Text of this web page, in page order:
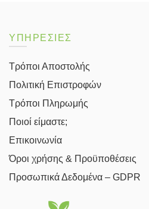
ΥΠΗΡΕΣΙΕΣ
Τρόποι Αποστολής
Πολιτική Επιστροφών
Τρόποι Πληρωμής
Ποιοί είμαστε;
Επικοινωνία
Όροι χρήσης & Προϋποθέσεις
Προσωπικά Δεδομένα – GDPR